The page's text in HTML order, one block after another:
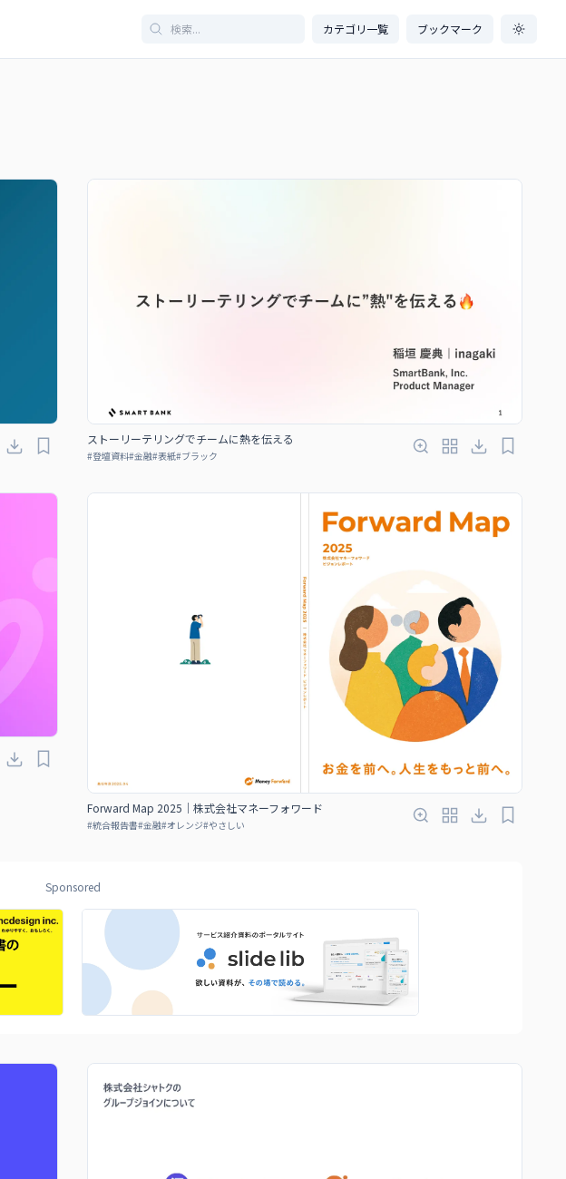
カテゴリ一覧 ブックマーク
ストーリーテリングでチームに熱を伝える
#登壇資料#金融#表紙#ブラック
Forward Map 2025｜株式会社マネーフォワード
#統合報告書#金融#オレンジ#やさしい
Sponsored